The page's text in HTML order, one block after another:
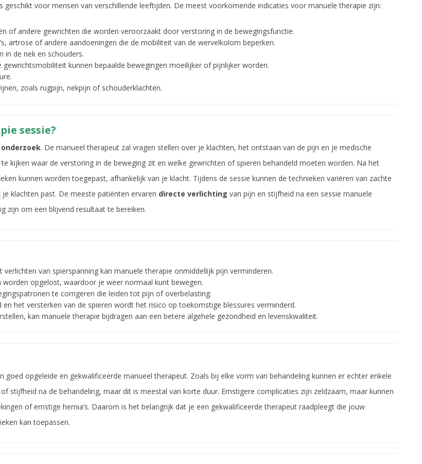
voor mensen van verschillende leeftijden. De meest voorkomende indicaties voor manuele therapie zijn:
of andere gewrichten die worden veroorzaakt door verstoring in de bewegingsfunctie.
artrose of andere aandoeningen die de mobiliteit van de wervelkolom beperken.
in de nek en schouders.
kunnen bepaalde bewegingen moeilijker of pijnlijker worden.
zoals rugpijn, nekpijn of schouderklachten.
sessie?
onderzoek. De manueel therapeut zal vragen stellen over je klachten, het ontstaan van de pijn en je medische
kijken waar de verstoring in de beweging zit en welke gewrichten of spieren behandeld moeten worden. Na het
kunnen worden toegepast, afhankelijk van je klacht. Tijdens de sessie kunnen de technieken variëren van zachte
klachten past. De meeste patiënten ervaren directe verlichting van pijn en stijfheid na een sessie manuele
zijn om een blijvend resultaat te bereiken.
van spierspanning kan manuele therapie onmiddellijk pijn verminderen.
worden opgelost, waardoor je weer normaal kunt bewegen.
te corrigeren die leiden tot pijn of overbelasting.
het versterken van de spieren wordt het risico op toekomstige blessures verminderd.
kan manuele therapie bijdragen aan een betere algehele gezondheid en levenskwaliteit.
opgeleide en gekwalificeerde manueel therapeut. Zoals bij elke vorm van behandeling kunnen er echter enkele
stijfheid na de behandeling, maar dit is meestal van korte duur. Ernstigere complicaties zijn zeldzaam, maar kunnen
of ernstige hernia’s. Daarom is het belangrijk dat je een gekwalificeerde therapeut raadpleegt die jouw
kan toepassen.